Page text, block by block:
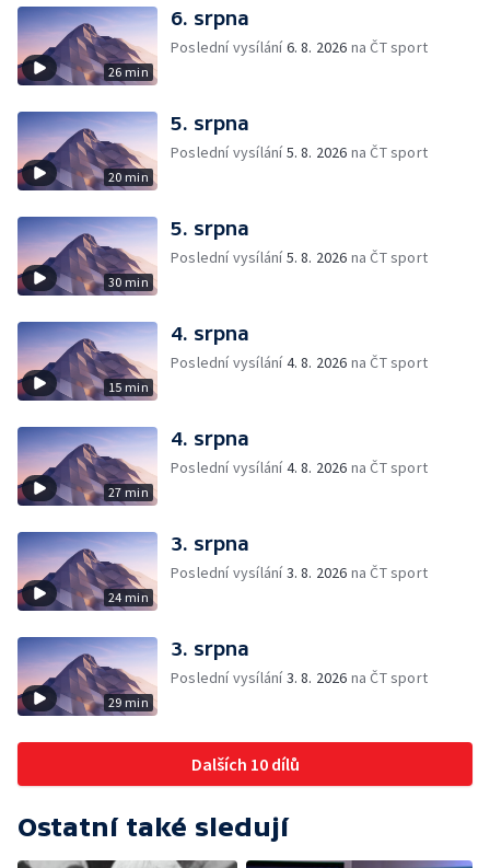
26 min
6. srpna
Poslední vysílání6. 8. 2026 na ČT sport
20 min
5. srpna
Poslední vysílání5. 8. 2026 na ČT sport
30 min
5. srpna
Poslední vysílání5. 8. 2026 na ČT sport
15 min
4. srpna
Poslední vysílání4. 8. 2026 na ČT sport
27 min
4. srpna
Poslední vysílání4. 8. 2026 na ČT sport
24 min
3. srpna
Poslední vysílání3. 8. 2026 na ČT sport
29 min
3. srpna
Poslední vysílání3. 8. 2026 na ČT sport
Dalších 10 dílů
Ostatní také sledují